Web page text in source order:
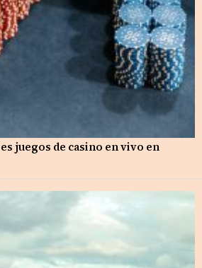
juegos de casino en vivo en